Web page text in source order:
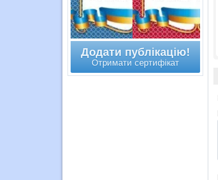
Додати публікацію!
Отримати сертифікат